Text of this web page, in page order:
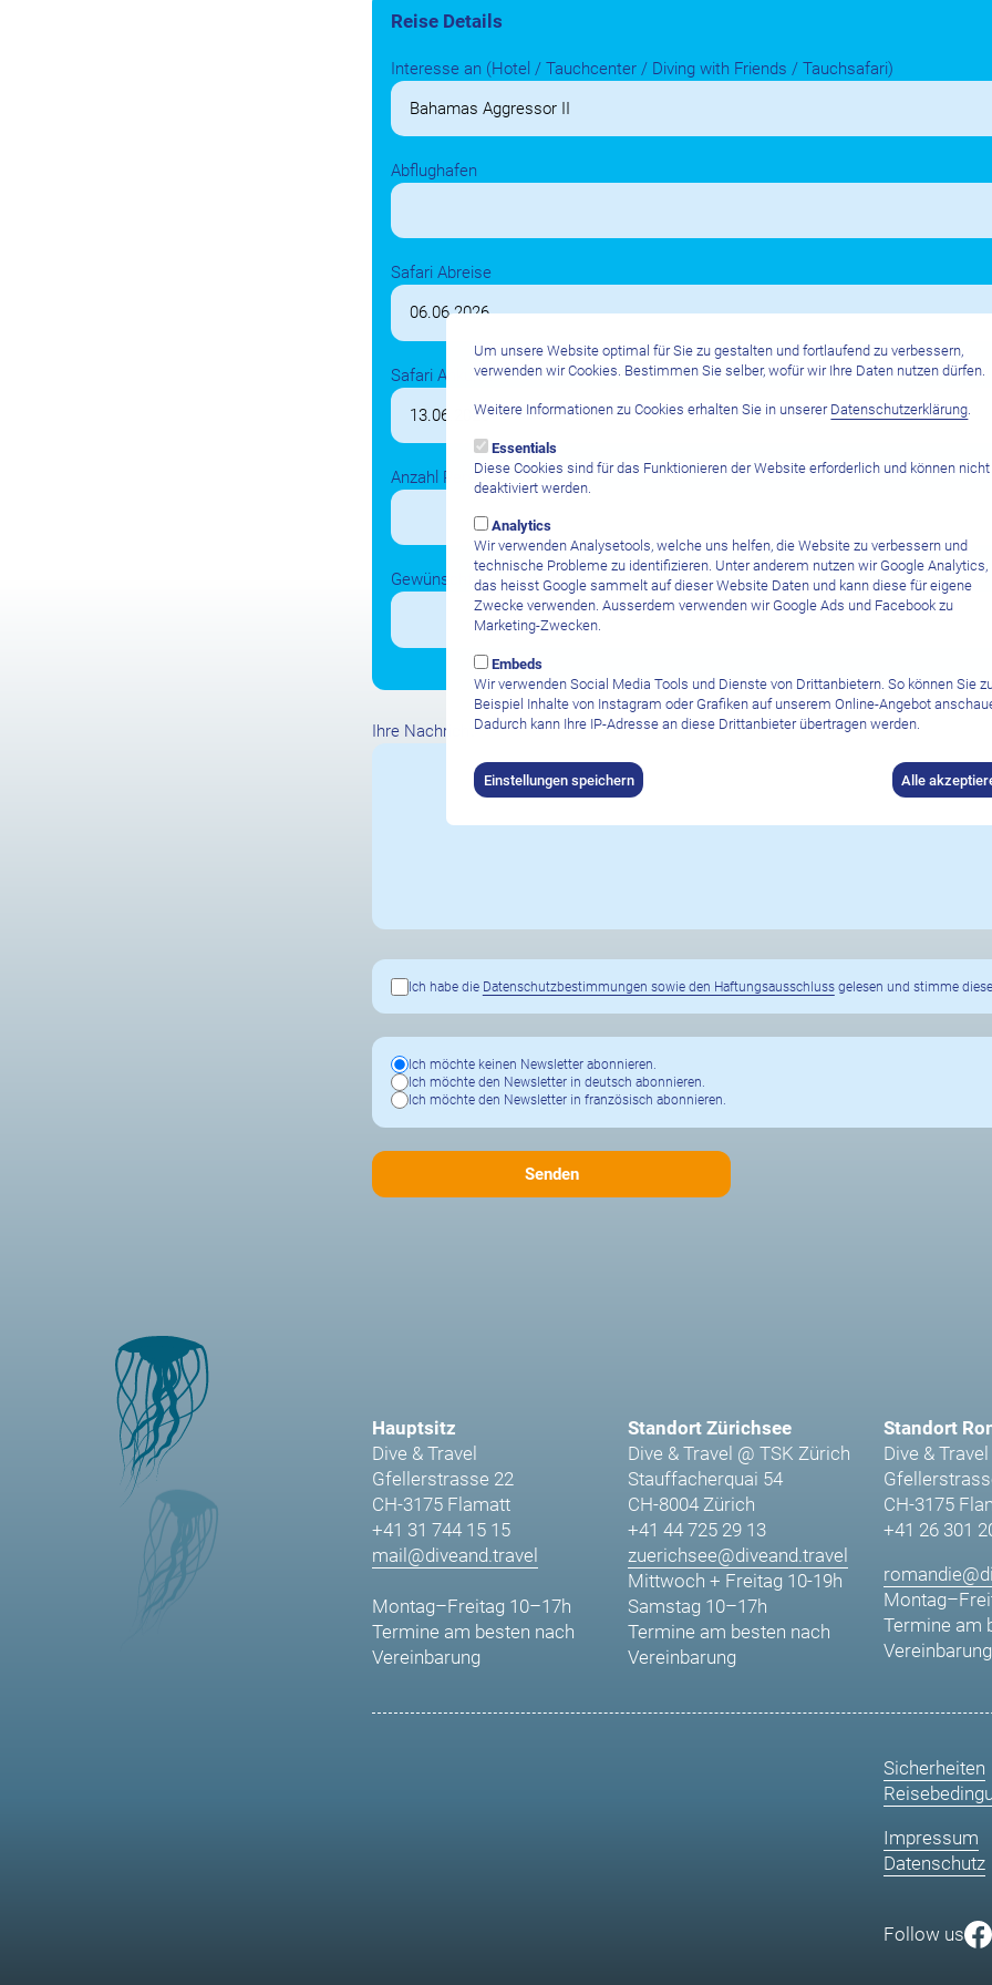
Reise Details
Interesse an (Hotel / Tauchcenter / Diving with Friends / Tauchsafari)
Abflughafen
Safari Abreise
Safari Ankunft
Anzahl Personen
Gewünschte Aufenthaltsdauer
Ihre Nachricht
Ich habe die Datenschutzbestimmungen sowie den Haftungsausschlussgelesen und stimme
Ich möchte keinen Newsletter abonnieren.
Ich möchte den Newsletter in deutsch abonnieren.
Ich möchte den Newsletter in französisch abonnieren.
Hauptsitz
Dive & Travel
Gfellerstrasse 22
CH-3175 Flamatt
+41 31 744 15 15
mail@diveand.travel
Montag–Freitag 10–17h
Termine am besten nach
Vereinbarung
Standort Zürichsee
Dive & Travel @ TSK Zürich
Stauffacherquai 54
CH-8004 Zürich
+41 44 725 29 13
zuerichsee@diveand.travel
Mittwoch + Freitag 10-19h
Samstag 10–17h
Termine am besten nach
Vereinbarung
Standort
Dive & Travel
CH-3175
+41 26 301
Termine am
Vereinbarung
Sicherheiten
Impressum
Datenschutz
Follow us
Um unsere Website optimal für Sie zu gestalten und fortlaufend zu verbessern,
verwenden wir Cookies. Bestimmen Sie selber, wofür wir Ihre Daten nutzen dürfen.
Weitere Informationen zu Cookies erhalten Sie in unserer Datenschutzerklärung
Essentials
Diese Cookies sind für das Funktionieren der Website erforderlich und können nicht
deaktiviert werden.
Analytics
Wir verwenden Analysetools, welche uns helfen, die Website zu verbessern und
technische Probleme zu identifizieren. Unter anderem nutzen wir Google Analytics,
das heisst Google sammelt auf dieser Website Daten und kann diese für eigene
Zwecke verwenden. Ausserdem verwenden wir Google Ads und Facebook zu
Marketing-Zwecken.
Embeds
Wir verwenden Social Media Tools und Dienste von Drittanbietern. So können Sie
Beispiel Inhalte von Instagram oder Grafiken auf unserem Online-Angebot
Dadurch kann Ihre IP-Adresse an diese Drittanbieter übertragen werden.
Einstellungen speichern Alle